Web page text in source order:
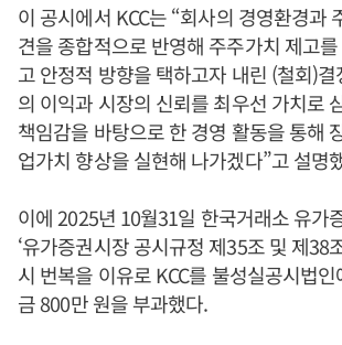
이 공시에서 KCC는 “회사의 경영환경과
견을 종합적으로 반영해 주주가치 제고
고 안정적 방향을 택하고자 내린 (철회)
의 이익과 시장의 신뢰를 최우선 가치로
책임감을 바탕으로 한 경영 활동을 통해
업가치 향상을 실현해 나가겠다”고 설명
이에 2025년 10월31일 한국거래소 유가
‘유가증권시장 공시규정 제35조 및 제38
시 번복을 이유로 KCC를 불성실공시법
금 800만 원을 부과했다.